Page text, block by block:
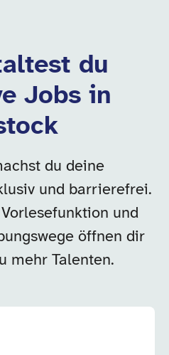
du
Jobs in
du deine
und barrierefrei.
und
öffnen dir
mehr Talenten.